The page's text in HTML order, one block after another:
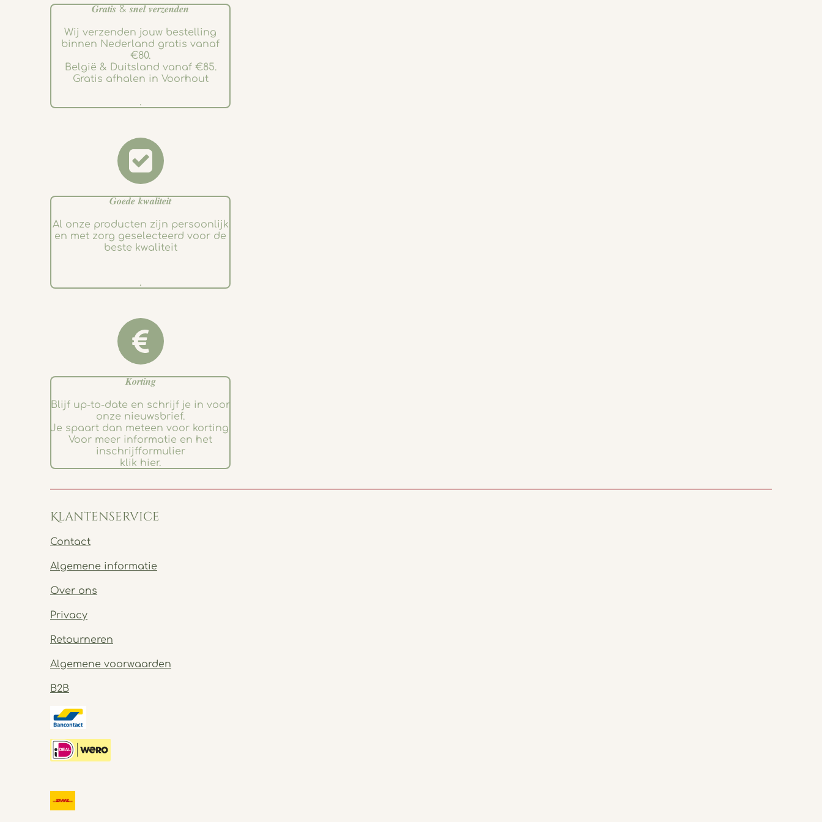
𝑮𝒓𝒂𝒕𝒊𝒔 & 𝒔𝒏𝒆𝒍 𝒗𝒆𝒓𝒛𝒆𝒏𝒅𝒆𝒏
Wij verzenden jouw bestelling
binnen Nederland gratis vanaf
€80.
België & Duitsland vanaf €85.
Gratis afhalen in Voorhout
.
𝑮𝒐𝒆𝒅𝒆 𝒌𝒘𝒂𝒍𝒊𝒕𝒆𝒊𝒕
Al onze producten zijn persoonlijk
en met zorg geselecteerd voor de
beste kwaliteit
.
𝑲𝒐𝒓𝒕𝒊𝒏𝒈
Blijf up-to-date en schrijf je in voor
onze nieuwsbrief.
Je spaart dan meteen voor korting.
Voor meer informatie en het
inschrijfformulier
klik hier.
Klantenservice
Contact
Algemene informatie
Over ons
Privacy
Retourneren
Algemene voorwaarden
B2B